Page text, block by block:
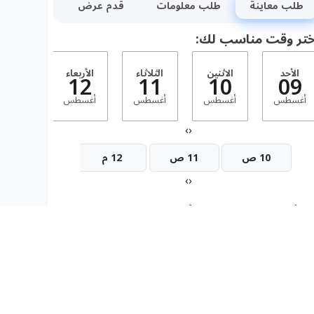
طلب معاينة طلب معلومات قدم عرض
وقت مناسب لك:
الأحد
09
أغسطس
الاثنين
10
أغسطس
الثلاثاء
11
أغسطس
الأربعاء
12
أغسطس
‹
›
10 ص 11 ص 12 م
‹
›